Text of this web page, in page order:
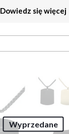
Dowiedz się więcej
Wyprzedane